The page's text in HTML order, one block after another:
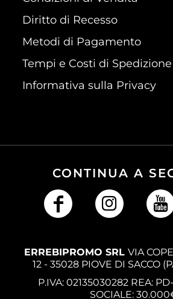
Diritto di Recesso
Metodi di Pagamento
Tempi e Costi di Spedizione
Informativa sulla Privacy
CONTINUA A
ERREBIPROMO SRL VIA
12 - 35028 PIOVE DI SACCO
P.IVA: 02135030282 REA:
SOCIALE: